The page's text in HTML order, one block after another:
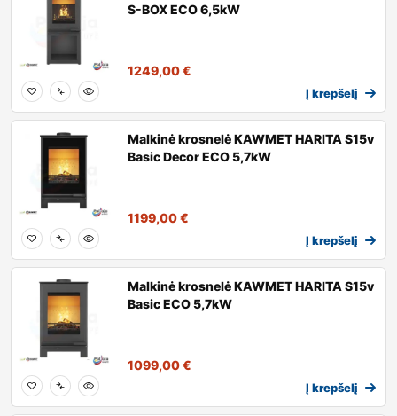
S-BOX ECO 6,5kW
1249,00€
Į krepšelį
Malkinė krosnelė KAWMET HARITA S15v
Basic Decor ECO 5,7kW
1199,00€
Į krepšelį
Malkinė krosnelė KAWMET HARITA S15v
Basic ECO 5,7kW
1099,00€
Į krepšelį